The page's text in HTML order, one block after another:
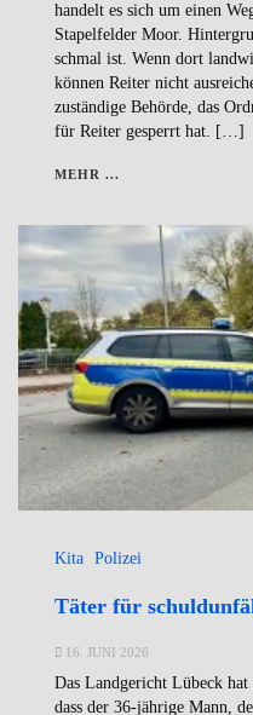
handelt es sich um einen
Stapelfelder Moor.
schmal ist. Wenn dort
können Reiter nicht
zuständige Behörde, das
für Reiter gesperrt hat. […]
MEHR ...
Kita Polizei
Täter für
16. JUNI 2026
Das Landgericht Lübeck hat
dass der 36-jährige Mann,